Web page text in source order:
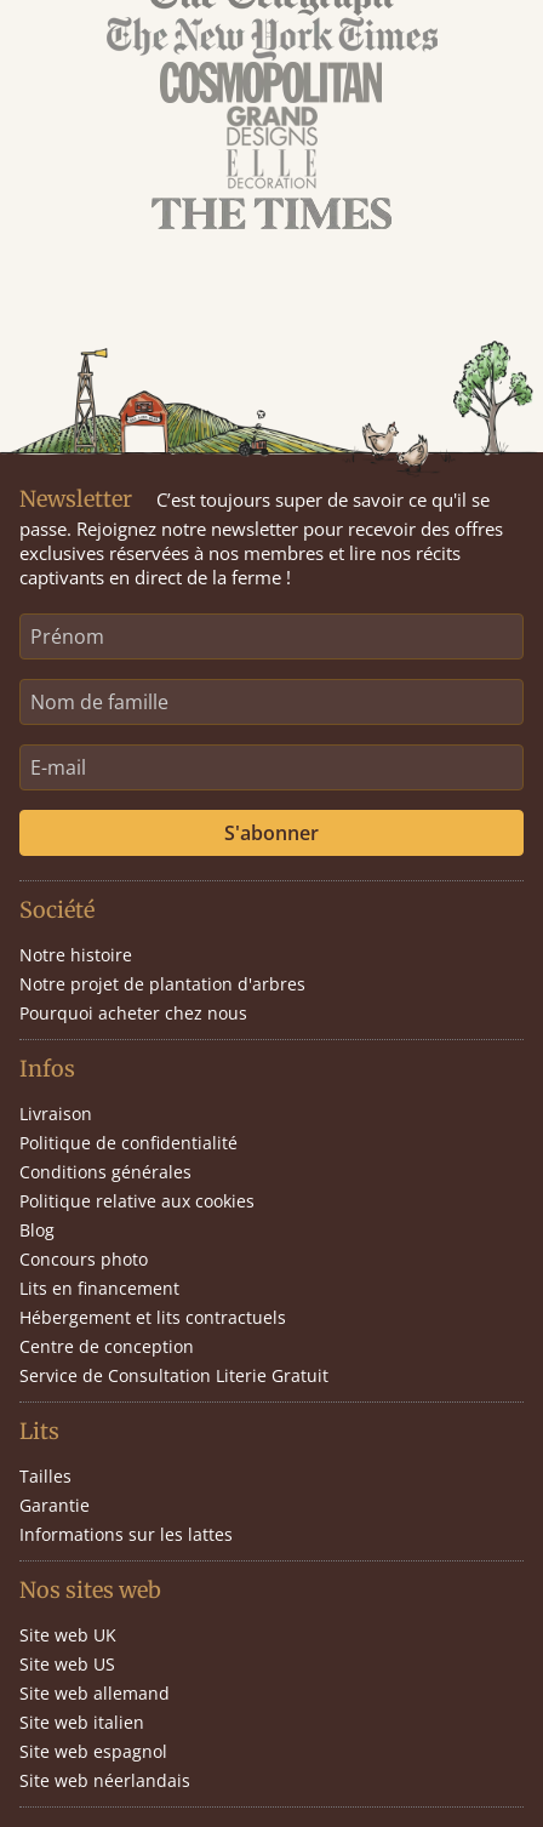
Newsletter
C’est toujours super de savoir ce qu'il se
passe. Rejoignez notre newsletter pour recevoir des offres
exclusives réservées à nos membres et lire nos récits
captivants en direct de la ferme !
S'abonner
Société
Notre histoire
Notre projet de plantation d'arbres
Pourquoi acheter chez nous
Infos
Livraison
Politique de confidentialité
Conditions générales
Politique relative aux cookies
Blog
Concours photo
Lits en financement
Hébergement et lits contractuels
Centre de conception
Service de Consultation Literie Gratuit
Lits
Tailles
Garantie
Informations sur les lattes
Nos sites web
Site web UK
Site web US
Site web allemand
Site web italien
Site web espagnol
Site web néerlandais